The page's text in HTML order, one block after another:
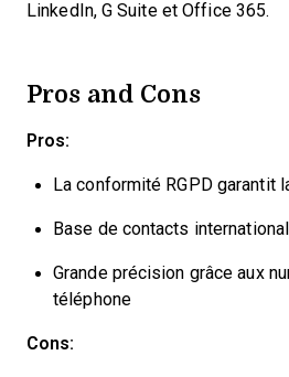
LinkedIn, G Suite et Office 365.
Pros and Cons
Pros:
La conformité RGPD garantit
Base de contacts
Grande précision grâce aux
téléphone
Cons: